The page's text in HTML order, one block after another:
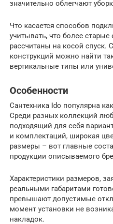
значительно облегчают
Что касается способов
учитывать, что более старые
рассчитаны на косой спуск.
конструкций можно найти
вертикальные типы или
Особенности
Сантехника Ido популярна
Среди разных коллекций
подходящий для себя
и комплектаций, широкая
размеры – вот главные
продукции описываемого
Характеристики размеров,
реальными габаритами
превышают допустимые
момент установки не
накладок.